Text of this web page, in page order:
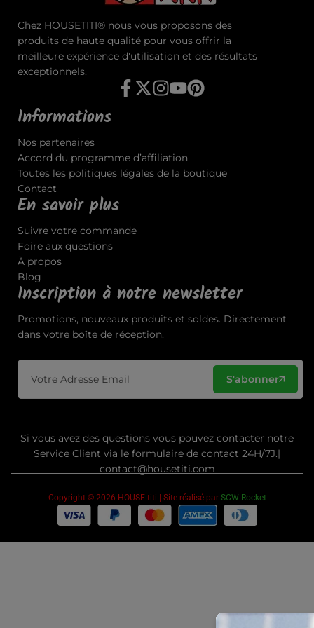
Chez HOUSETITI® nous vous proposons des
produits de haute qualité pour vous offrir la
meilleure expérience d'utilisation et des résultats
exceptionnels.
Informations
Nos partenaires
Accord du programme d’affiliation
Toutes les politiques légales de la boutique
Contact
En savoir plus
Suivre votre commande
Foire aux questions
À propos
Blog
Inscription à notre newsletter
Promotions, nouveaux produits et soldes. Directement
dans votre boîte de réception.
S'abonner
Si vous avez des questions vous pouvez contacter notre
Service Client via le formulaire de contact 24H/7J.|
contact@housetiti.com
Copyright © 2026 HOUSE titi | Site réalisé par SCW Rocket